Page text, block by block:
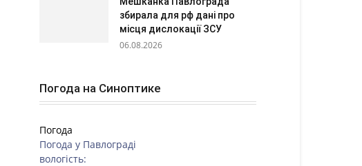
збирала для рф дані про
місця дислокації ЗСУ
06.08.2026
Погода на Синоптике
Погода
Погода у Павлограді
вологість: